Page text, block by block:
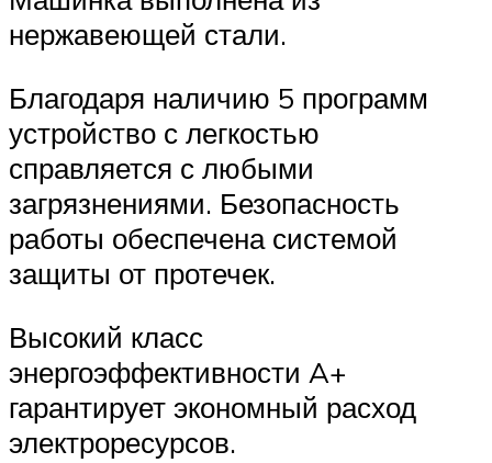
нержавеющей стали.
Благодаря наличию 5 программ
устройство с легкостью
справляется с любыми
загрязнениями. Безопасность
работы обеспечена системой
защиты от протечек.
Высокий класс
энергоэффективности A+
гарантирует экономный расход
электроресурсов.